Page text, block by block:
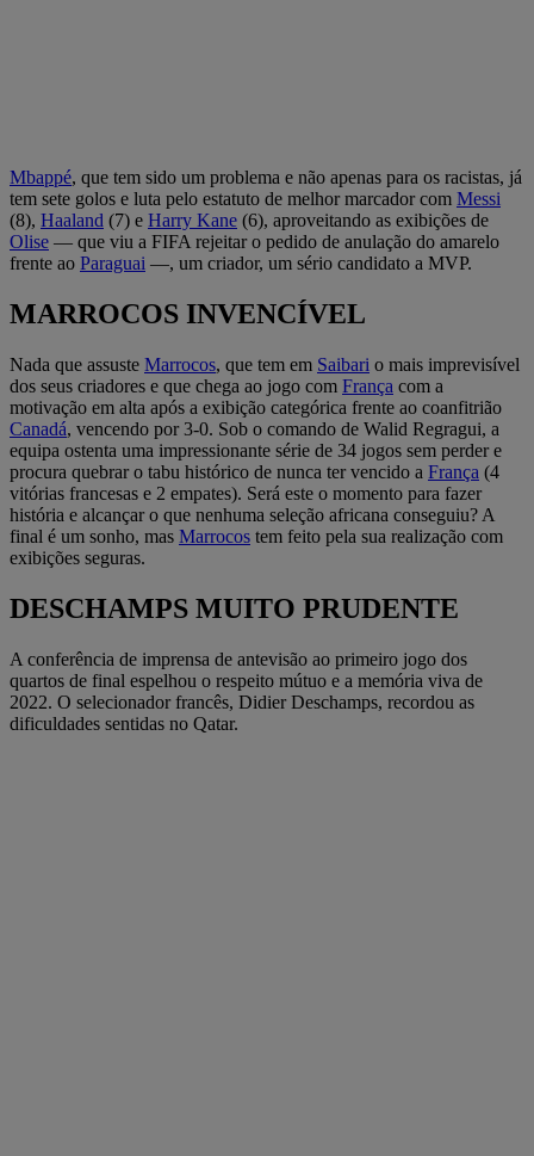
Mbappé, que tem sido um problema e não apenas para os racistas, já
tem sete golos e luta pelo estatuto de melhor marcador com Messi
(8), Haaland (7) e Harry Kane (6), aproveitando as exibições de
Olise — que viu a FIFA rejeitar o pedido de anulação do amarelo
frente ao Paraguai —, um criador, um sério candidato a MVP.
MARROCOS INVENCÍVEL
Nada que assuste Marrocos, que tem em Saibari o mais imprevisível
dos seus criadores e que chega ao jogo com França com a
motivação em alta após a exibição categórica frente ao coanfitrião
Canadá, vencendo por 3-0. Sob o comando de Walid Regragui, a
equipa ostenta uma impressionante série de 34 jogos sem perder e
procura quebrar o tabu histórico de nunca ter vencido a França (4
vitórias francesas e 2 empates). Será este o momento para fazer
história e alcançar o que nenhuma seleção africana conseguiu? A
final é um sonho, mas Marrocos tem feito pela sua realização com
exibições seguras.
DESCHAMPS MUITO PRUDENTE
A conferência de imprensa de antevisão ao primeiro jogo dos
quartos de final espelhou o respeito mútuo e a memória viva de
2022. O selecionador francês, Didier Deschamps, recordou as
dificuldades sentidas no Qatar.